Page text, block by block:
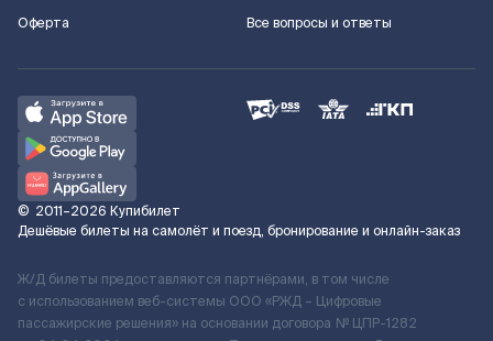
Оферта
Все вопросы и ответы
© 2011–2026 Купибилет
Дешёвые билеты на самолёт и поезд, бронирование и онлайн-заказ
Ж/Д билеты предоставляются партнёрами, в том числе
с использованием веб-системы ООО «РЖД – Цифровые
пассажирские решения» на основании договора № ЦПР-1282